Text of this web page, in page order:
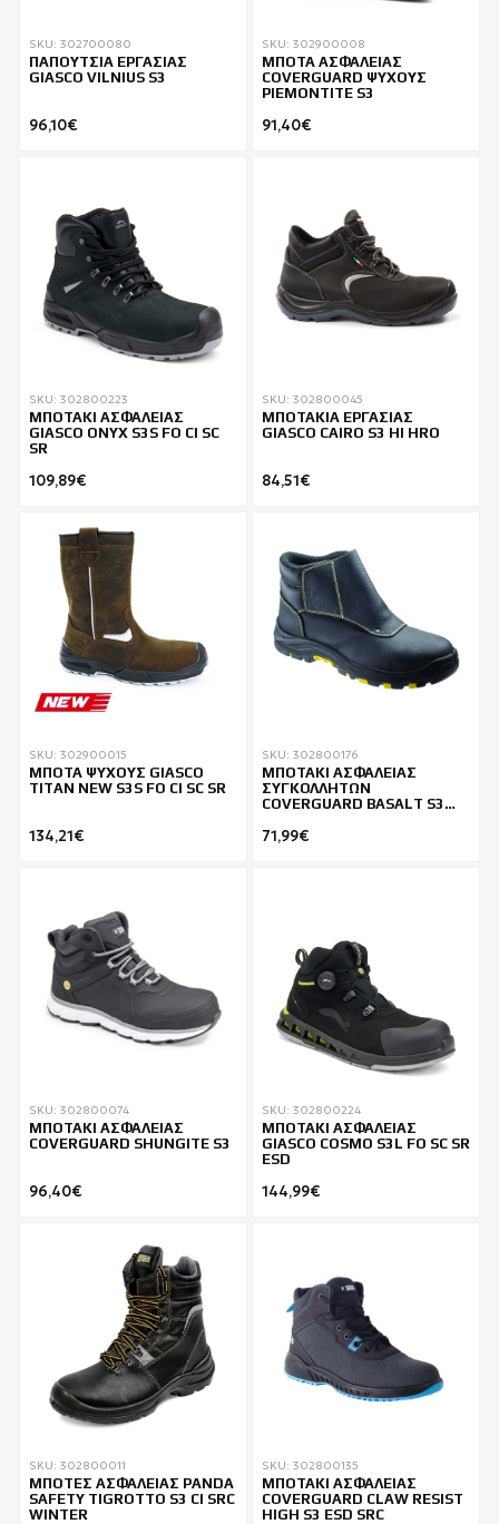
SKU: 302700080
ΠΑΠΟΥΤΣΙΑ ΕΡΓΑΣΙΑΣ
GIASCO VILNIUS S3
96,10€
SKU: 302900008
ΜΠΟΤΑ ΑΣΦΑΛΕΙΑΣ
COVERGUARD ΨΥΧΟΥΣ
PIEMONTITE S3
91,40€
SKU: 302800223
ΜΠΟΤΑΚΙ ΑΣΦΑΛΕΙΑΣ
GIASCO ONYX S3S FO CI SC
SR
109,89€
SKU: 302800045
ΜΠΟΤΑΚΙΑ ΕΡΓΑΣΙΑΣ
GIASCO CAIRO S3 HI HRO
84,51€
SKU: 302900015
ΜΠΟΤΑ ΨΥΧΟΥΣ GIASCO
TITAN NEW S3S FO CI SC SR
134,21€
SKU: 302800176
ΜΠΟΤΑΚΙ ΑΣΦΑΛΕΙΑΣ
ΣΥΓΚΟΛΛΗΤΩΝ
COVERGUARD BASALT S3
71,99€
SKU: 302800074
ΜΠΟΤΑΚΙ ΑΣΦΑΛΕΙΑΣ
COVERGUARD SHUNGITE S3
96,40€
SKU: 302800224
ΜΠΟΤΑΚΙ ΑΣΦΑΛΕΙΑΣ
GIASCO COSMO S3L FO SC SR
ESD
144,99€
SKU: 302800011
ΜΠΟΤΕΣ ΑΣΦΑΛΕΙΑΣ PANDA
SAFETY TIGROTTO S3 CI SRC
WINTER
SKU: 302800135
ΜΠΟΤΑΚΙ ΑΣΦΑΛΕΙΑΣ
COVERGUARD CLAW RESIST
HIGH S3 ESD SRC